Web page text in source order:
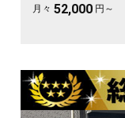
月々 52,000 円～